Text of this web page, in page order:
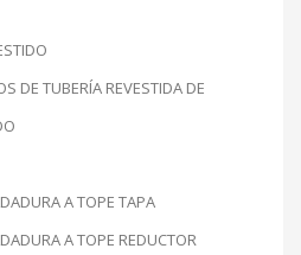
DE TUBERÍA REVESTIDA DE
A TOPE TAPA
A TOPE REDUCTOR